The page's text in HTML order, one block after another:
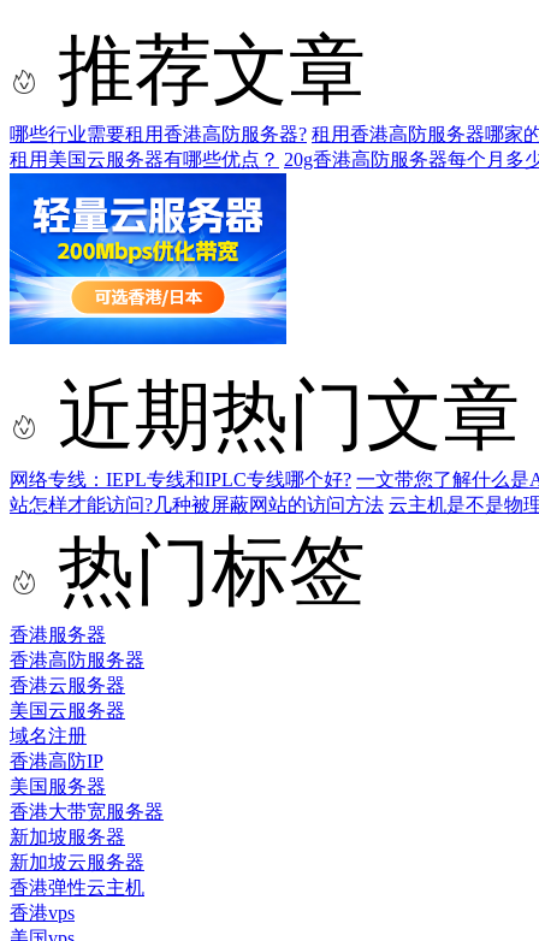
推荐文章
哪些行业需要租用香港高防服务器? 租用香港高防服务器哪家
租用美国云服务器有哪些优点？ 20g香港高防服务器每个月多
近期热门文章
网络专线：IEPL专线和IPLC专线哪个好? 一文带您了解什么是
站怎样才能访问?几种被屏蔽网站的访问方法 云主机是不是物
热门标签
香港服务器
香港高防服务器
香港云服务器
美国云服务器
域名注册
香港高防IP
美国服务器
香港大带宽服务器
新加坡服务器
新加坡云服务器
香港弹性云主机
香港vps